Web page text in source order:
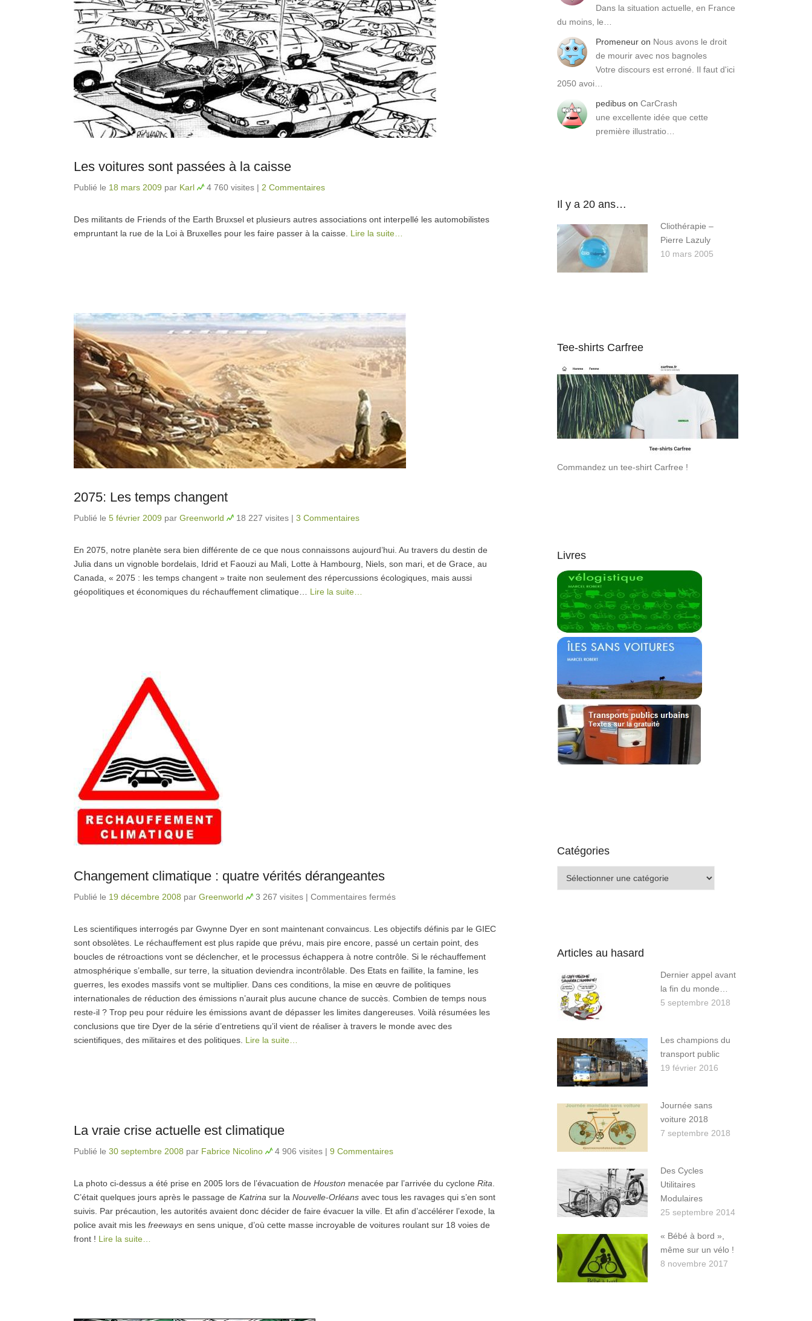
Les voitures sont passées à la caisse
Publié le 18 mars 2009 par Karl 4 760 visites | 2 Commentaires
Des militants de Friends of the Earth Bruxsel et plusieurs autres associations ont interpellé les automobilistes
empruntant la rue de la Loi à Bruxelles pour les faire passer à la caisse. Lire la suite…
2075: Les temps changent
Publié le 5 février 2009 par Greenworld 18 227 visites | 3 Commentaires
En 2075, notre planète sera bien différente de ce que nous connaissons aujourd’hui. Au travers du destin de
Julia dans un vignoble bordelais, Idrid et Faouzi au Mali, Lotte à Hambourg, Niels, son mari, et de Grace, au
Canada, « 2075 : les temps changent » traite non seulement des répercussions écologiques, mais aussi
géopolitiques et économiques du réchauffement climatique… Lire la suite…
Changement climatique : quatre vérités dérangeantes
Publié le 19 décembre 2008 par Greenworld 3 267 visites | Commentaires fermés
Les scientifiques interrogés par Gwynne Dyer en sont maintenant convaincus. Les objectifs définis par le GIEC
sont obsolètes. Le réchauffement est plus rapide que prévu, mais pire encore, passé un certain point, des
boucles de rétroactions vont se déclencher, et le processus échappera à notre contrôle. Si le réchauffement
atmosphérique s’emballe, sur terre, la situation deviendra incontrôlable. Des Etats en faillite, la famine, les
guerres, les exodes massifs vont se multiplier. Dans ces conditions, la mise en œuvre de politiques
internationales de réduction des émissions n’aurait plus aucune chance de succès. Combien de temps nous
reste-il ? Trop peu pour réduire les émissions avant de dépasser les limites dangereuses. Voilà résumées les
conclusions que tire Dyer de la série d’entretiens qu’il vient de réaliser à travers le monde avec des
scientifiques, des militaires et des politiques. Lire la suite…
La vraie crise actuelle est climatique
Publié le 30 septembre 2008 par Fabrice Nicolino 4 906 visites | 9 Commentaires
La photo ci-dessus a été prise en 2005 lors de l’évacuation de Houston menacée par l’arrivée du cyclone Rita
C’était quelques jours après le passage de Katrina sur la Nouvelle-Orléans avec tous les ravages qui s’en sont
suivis. Par précaution, les autorités avaient donc décider de faire évacuer la ville. Et afin d’accélérer l’exode, la
police avait mis les freeways en sens unique, d’où cette masse incroyable de voitures roulant sur 18 voies de
front ! Lire la suite…
Dans la situation actuelle, en France
du moins, le…
Promeneur on Nous avons le droit
de mourir avec nos bagnoles
Votre discours est erroné. Il faut d'ici
2050 avoi…
pedibus on CarCrash
une excellente idée que cette
première illustratio…
Il y a 20 ans…
Cliothérapie –
Pierre Lazuly
10 mars 2005
Tee-shirts Carfree
Commandez un tee-shirt Carfree !
Livres
Catégories
Articles au hasard
Dernier appel avant
la fin du monde…
5 septembre 2018
Les champions du
transport public
19 février 2016
Journée sans
voiture 2018
7 septembre 2018
Des Cycles
Utilitaires
Modulaires
25 septembre 2014
« Bébé à bord »,
même sur un vélo !
8 novembre 2017